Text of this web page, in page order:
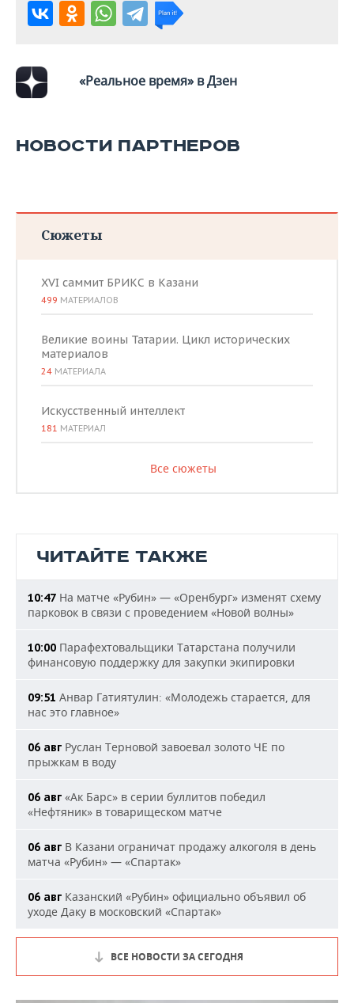
ХОККЕЙ С МЯЧОМ
ПРОИСШЕСТВИЯ
«Реальное время» в Дзен
НОВОСТИ ПАРТНЕРОВ
Сюжеты
XVI саммит БРИКС в Казани
499 МАТЕРИАЛОВ
Великие воины Татарии. Цикл исторических
материалов
24 МАТЕРИАЛА
Искусственный интеллект
181 МАТЕРИАЛ
Все сюжеты
ЧИТАЙТЕ ТАКЖЕ
10:47 На матче «Рубин» — «Оренбург» изменят схему
парковок в связи с проведением «Новой волны»
10:00 Парафехтовальщики Татарстана получили
финансовую поддержку для закупки экипировки
09:51 Анвар Гатиятулин: «Молодежь старается, для
нас это главное»
06 авг Руслан Терновой завоевал золото ЧЕ по
прыжкам в воду
06 авг «Ак Барс» в серии буллитов победил
«Нефтяник» в товарищеском матче
06 авг В Казани ограничат продажу алкоголя в день
матча «Рубин» — «Спартак»
06 авг Казанский «Рубин» официально объявил об
уходе Даку в московский «Спартак»
ВСЕ НОВОСТИ ЗА СЕГОДНЯ